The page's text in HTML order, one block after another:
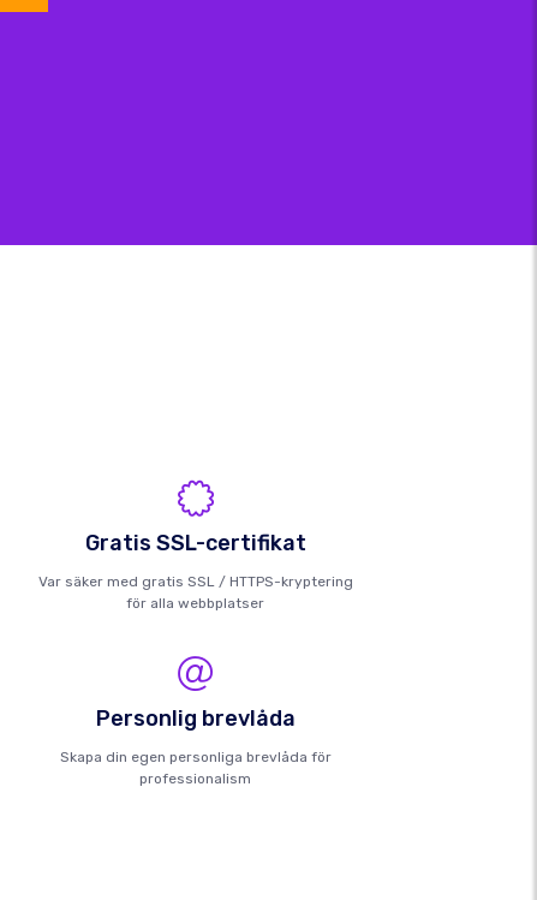
Gratis SSL-certifikat
Var säker med gratis SSL / HTTPS-kryptering
för alla webbplatser
Personlig brevlåda
Skapa din egen personliga brevlåda för
professionalism